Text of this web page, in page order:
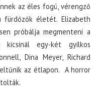
az éles fogú, vérengző
fürdőzők életét. Elizabeth
próbálja megmenteni a
kicsinál egy-két gyilkos
Dina Meyer, Richard
az étlapon. A horror